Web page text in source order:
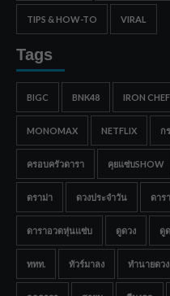
TIPS & HOW-TO VIRAL
Tags
BIGC BNK48 IRON
MONOMAX NETFLIX ก
ครอบครัวดารา คุยแซ่บSHOW
ดราม่า ดวงประจำวัน ดารา
ดาราอวดหุ่นแซ่บ ดูดวง ดู
ททท. ทัวร์มาลง ทำนายดวง